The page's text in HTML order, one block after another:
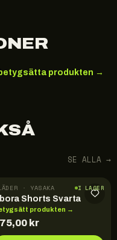
produkten →
SE ALLA →
· YASAKA I LAGER
Shorts Svarta
produkten →
kr